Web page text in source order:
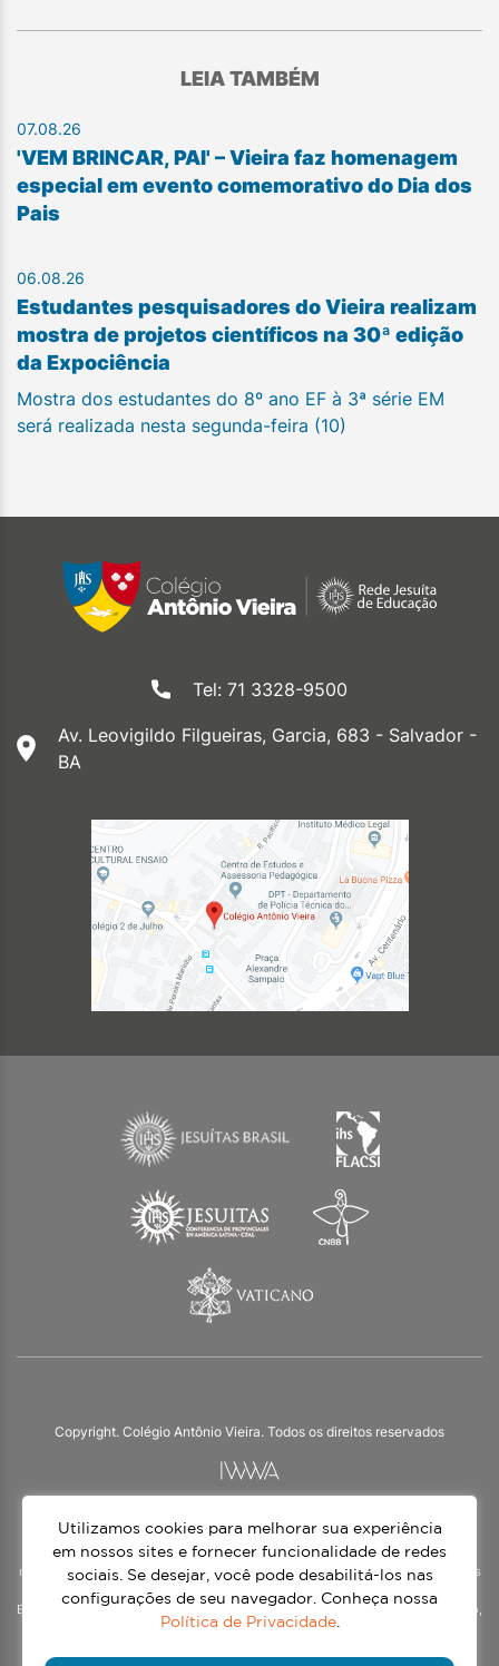
LEIA TAMBÉM
07.08.26
'VEM BRINCAR, PAI' – Vieira faz homenagem
especial em evento comemorativo do Dia dos
Pais
06.08.26
Estudantes pesquisadores do Vieira realizam
mostra de projetos científicos na 30ª edição
da Expociência
Mostra dos estudantes do 8º ano EF à 3ª série EM
será realizada nesta segunda-feira (10)
Tel: 71 3328-9500
Av. Leovigildo Filgueiras, Garcia, 683 - Salvador -
BA
Copyright. Colégio Antônio Vieira. Todos os direitos reservados
O Colégio Antônio Vieira integra a Rede Jesuíta de Educação, tendo as suas
práticas impulsionadas pelos valores da espiritualidade inaciana – marca da
nossa identidade e das aproximadamente 1500 unidades de ensino, espalhadas
em mais de 60 países. Atendemos a alunos da Educação Infantil à 3ª série do
Ensino Médio, nos turnos matutino e vespertino, além do Ensino Médio Noturno,
voltado para Jovens.
Utilizamos cookies para melhorar sua experiência
em nossos sites e fornecer funcionalidade de redes
sociais. Se desejar, você pode desabilitá-los nas
configurações de seu navegador. Conheça nossa
Política de Privacidade.